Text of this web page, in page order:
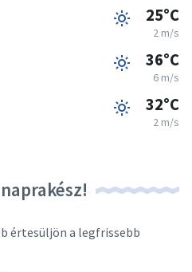
25°C
2 m/s
36°C
6 m/s
32°C
2 m/s
értesüljön a legfrissebb